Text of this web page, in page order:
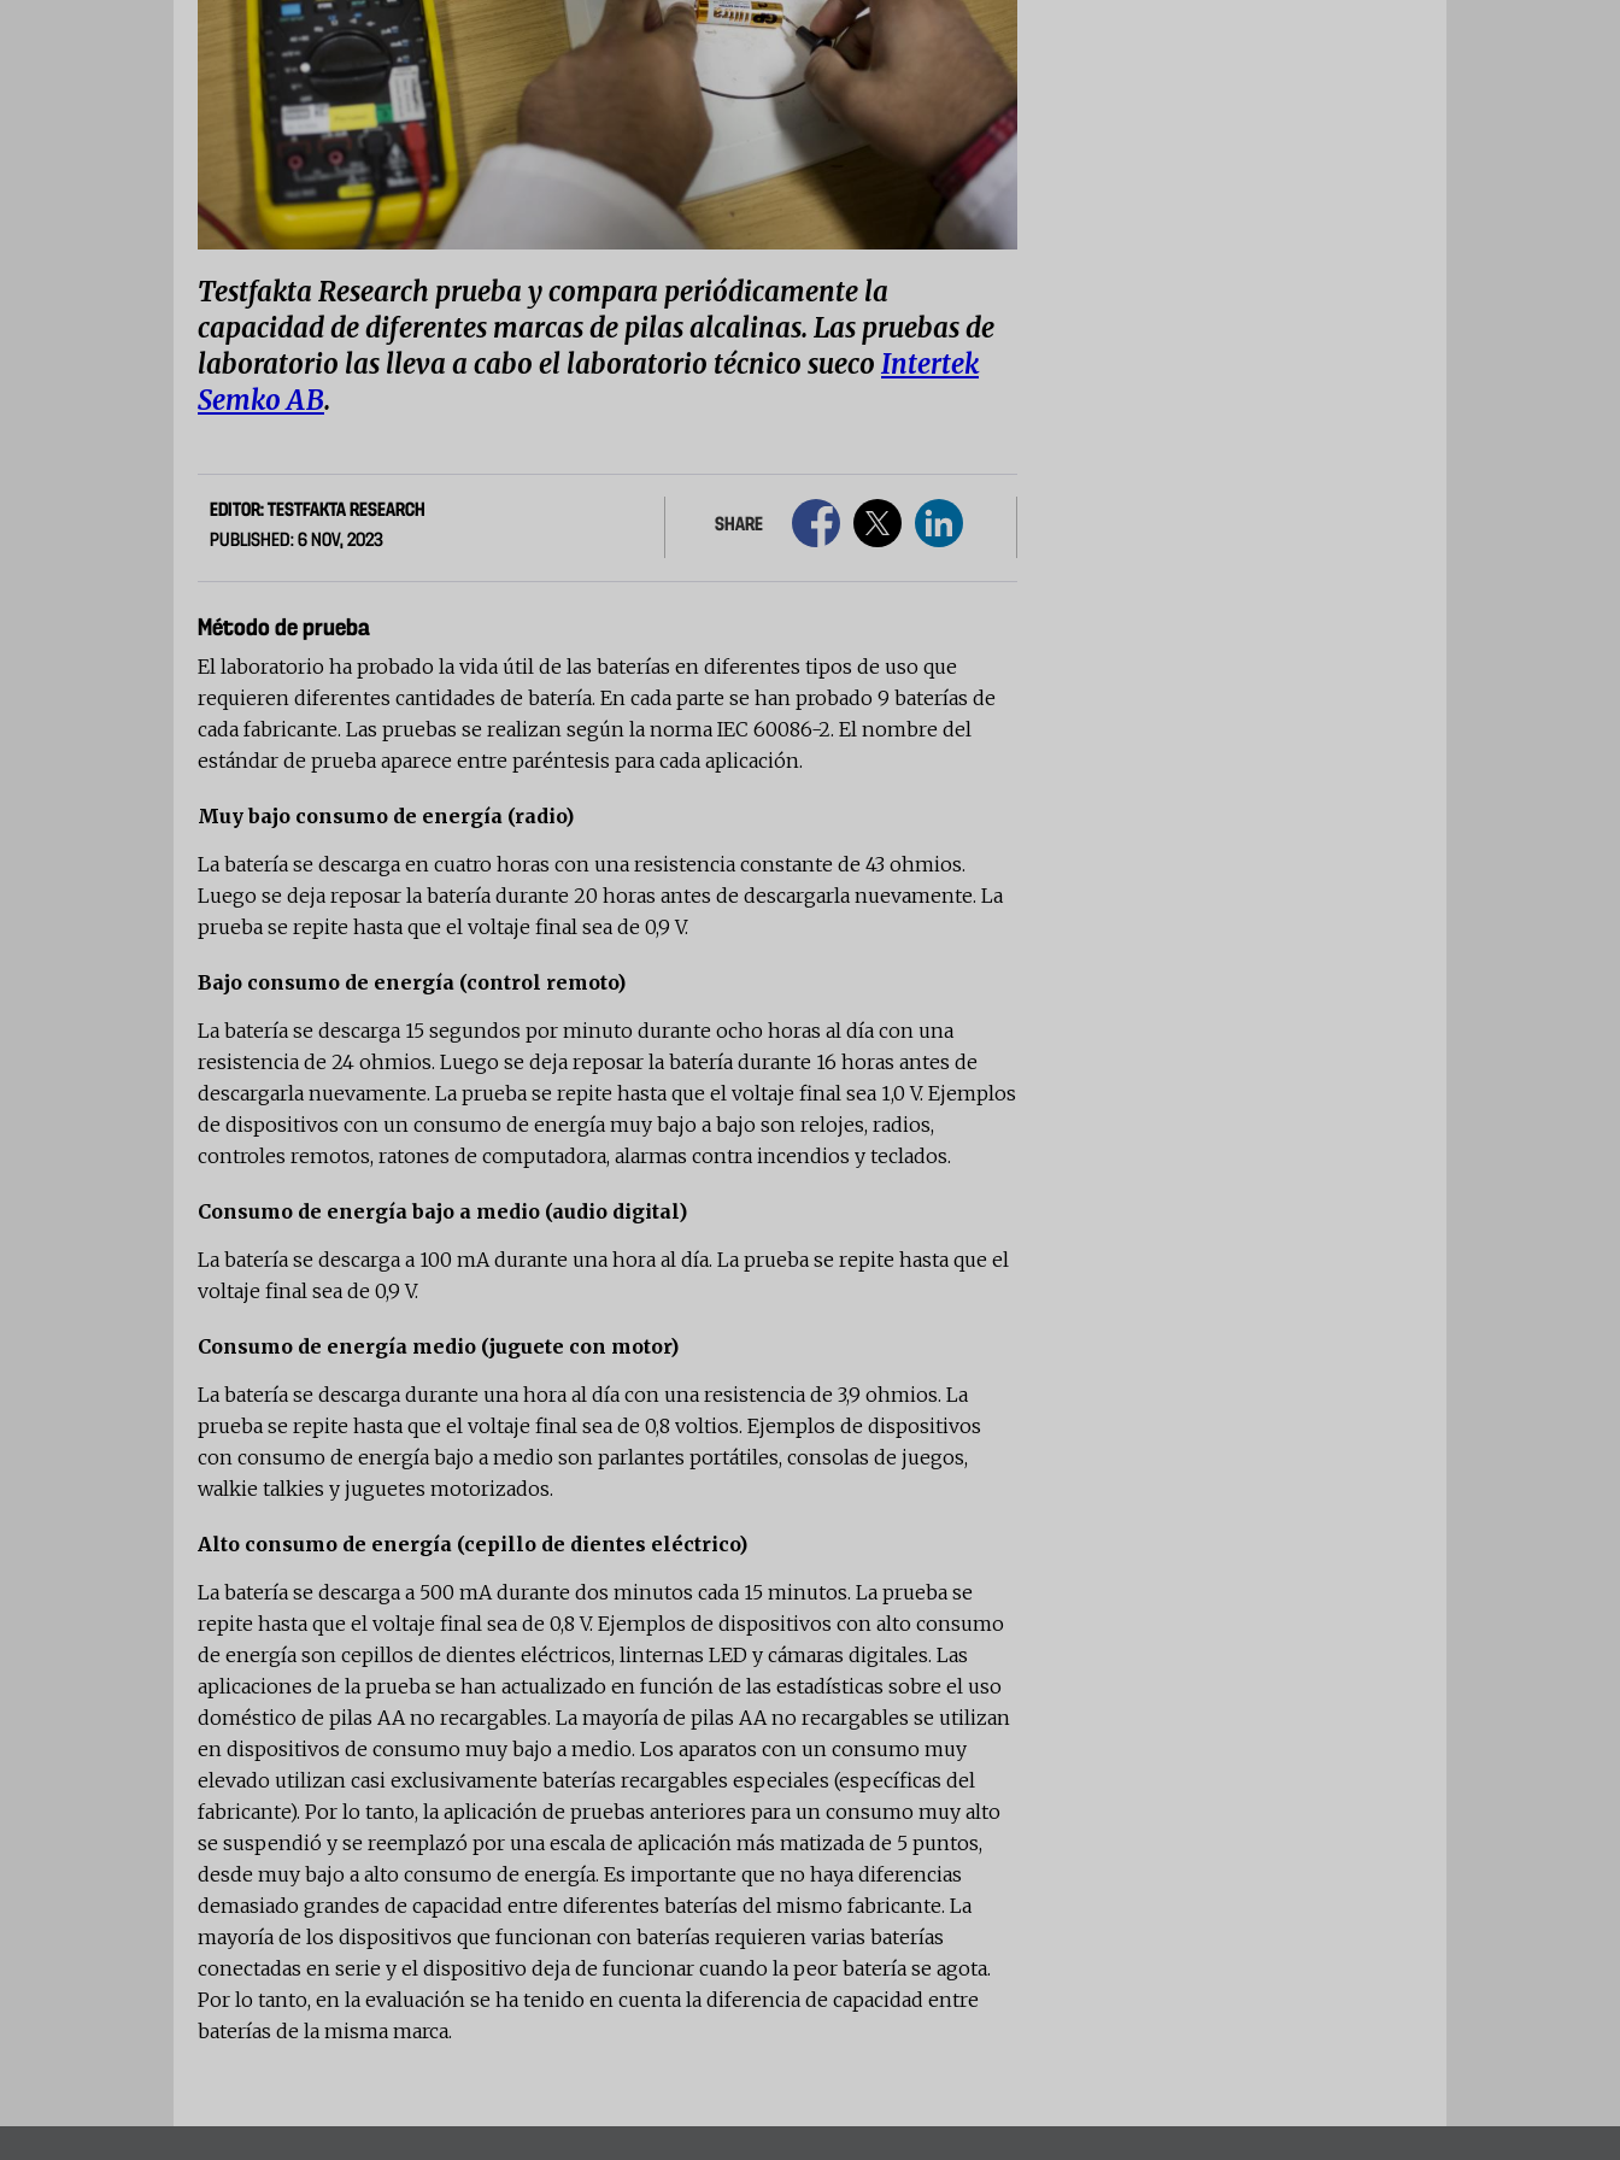
Testfakta Research prueba y compara periódicamente la
capacidad de diferentes marcas de pilas alcalinas. Las pruebas de
laboratorio las lleva a cabo el laboratorio técnico sueco Intertek
Semko AB.
EDITOR: TESTFAKTA RESEARCH
PUBLISHED: 6 NOV, 2023
SHARE
Método de prueba
El laboratorio ha probado la vida útil de las baterías en diferentes tipos de uso que
requieren diferentes cantidades de batería. En cada parte se han probado 9 baterías de
cada fabricante. Las pruebas se realizan según la norma IEC 60086-2. El nombre del
estándar de prueba aparece entre paréntesis para cada aplicación.
Muy bajo consumo de energía (radio)
La batería se descarga en cuatro horas con una resistencia constante de 43 ohmios.
Luego se deja reposar la batería durante 20 horas antes de descargarla nuevamente. La
prueba se repite hasta que el voltaje final sea de 0,9 V.
Bajo consumo de energía (control remoto)
La batería se descarga 15 segundos por minuto durante ocho horas al día con una
resistencia de 24 ohmios. Luego se deja reposar la batería durante 16 horas antes de
descargarla nuevamente. La prueba se repite hasta que el voltaje final sea 1,0 V. Ejemplos
de dispositivos con un consumo de energía muy bajo a bajo son relojes, radios,
controles remotos, ratones de computadora, alarmas contra incendios y teclados.
Consumo de energía bajo a medio (audio digital)
La batería se descarga a 100 mA durante una hora al día. La prueba se repite hasta que el
voltaje final sea de 0,9 V.
Consumo de energía medio (juguete con motor)
La batería se descarga durante una hora al día con una resistencia de 3,9 ohmios. La
prueba se repite hasta que el voltaje final sea de 0,8 voltios. Ejemplos de dispositivos
con consumo de energía bajo a medio son parlantes portátiles, consolas de juegos,
walkie talkies y juguetes motorizados.
Alto consumo de energía (cepillo de dientes eléctrico)
La batería se descarga a 500 mA durante dos minutos cada 15 minutos. La prueba se
repite hasta que el voltaje final sea de 0,8 V. Ejemplos de dispositivos con alto consumo
de energía son cepillos de dientes eléctricos, linternas LED y cámaras digitales. Las
aplicaciones de la prueba se han actualizado en función de las estadísticas sobre el uso
doméstico de pilas AA no recargables. La mayoría de pilas AA no recargables se utilizan
en dispositivos de consumo muy bajo a medio. Los aparatos con un consumo muy
elevado utilizan casi exclusivamente baterías recargables especiales (específicas del
fabricante). Por lo tanto, la aplicación de pruebas anteriores para un consumo muy alto
se suspendió y se reemplazó por una escala de aplicación más matizada de 5 puntos,
desde muy bajo a alto consumo de energía. Es importante que no haya diferencias
demasiado grandes de capacidad entre diferentes baterías del mismo fabricante. La
mayoría de los dispositivos que funcionan con baterías requieren varias baterías
conectadas en serie y el dispositivo deja de funcionar cuando la peor batería se agota.
Por lo tanto, en la evaluación se ha tenido en cuenta la diferencia de capacidad entre
baterías de la misma marca.